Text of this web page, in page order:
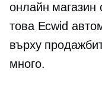
онлайн
това Ecwid
върху
много.